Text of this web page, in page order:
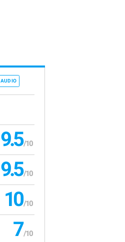
AUDIO
9.5
9.5
10
7